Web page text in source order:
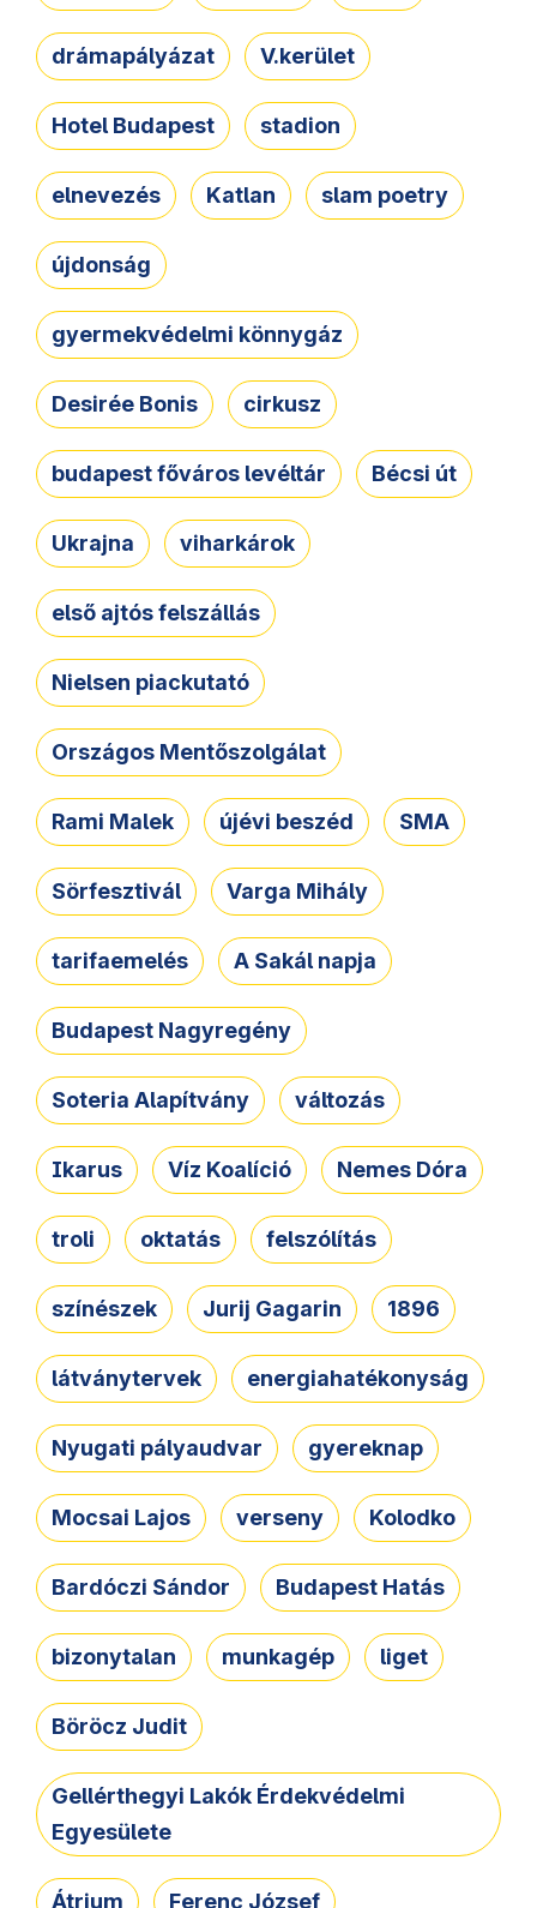
drámapályázat V.kerület
Hotel Budapest stadion
elnevezés Katlan slam poetry
újdonság
gyermekvédelmi könnygáz
Desirée Bonis cirkusz
budapest főváros levéltár Bécsi út
Ukrajna viharkárok
első ajtós felszállás
Nielsen piackutató
Országos Mentőszolgálat
Rami Malek újévi beszéd SMA
Sörfesztivál Varga Mihály
tarifaemelés A Sakál napja
Budapest Nagyregény
Soteria Alapítvány változás
Ikarus Víz Koalíció Nemes Dóra
troli oktatás felszólítás
színészek Jurij Gagarin 1896
látványtervek energiahatékonyság
Nyugati pályaudvar gyereknap
Mocsai Lajos verseny Kolodko
Bardóczi Sándor Budapest Hatás
bizonytalan munkagép liget
Böröcz Judit
Gellérthegyi Lakók Érdekvédelmi
Egyesülete
Átrium Ferenc József